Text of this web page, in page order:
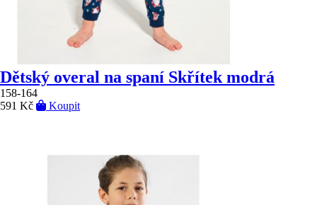
Dětský overal na spaní Skřítek modrá
158-164
591 Kč
Koupit